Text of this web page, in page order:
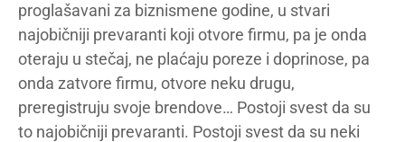
proglašavani za biznismene godine, u stvari
najobičniji prevaranti koji otvore firmu, pa je onda
oteraju u stečaj, ne plaćaju poreze i doprinose, pa
onda zatvore firmu, otvore neku drugu,
preregistruju svoje brendove… Postoji svest da su
to najobičniji prevaranti. Postoji svest da su neki